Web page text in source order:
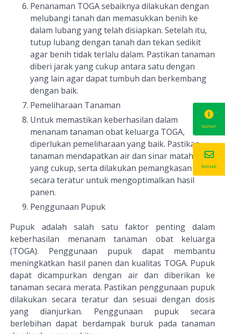
Penanaman TOGA sebaiknya dilakukan dengan
melubangi tanah dan memasukkan benih ke
dalam lubang yang telah disiapkan. Setelah itu,
tutup lubang dengan tanah dan tekan sedikit
agar benih tidak terlalu dalam. Pastikan tanaman
diberi jarak yang cukup antara satu dengan
yang lain agar dapat tumbuh dan berkembang
dengan baik.
Pemeliharaan Tanaman
Untuk memastikan keberhasilan dalam
menanam tanaman obat keluarga TOGA,
diperlukan pemeliharaan yang baik. Pastikan
tanaman mendapatkan air dan sinar matahari
yang cukup, serta dilakukan pemangkasan
secara teratur untuk mengoptimalkan hasil
panen.
Penggunaan Pupuk
Pupuk adalah salah satu faktor penting dalam
keberhasilan menanam tanaman obat keluarga
(TOGA). Penggunaan pupuk dapat membantu
meningkatkan hasil panen dan kualitas TOGA. Pupuk
dapat dicampurkan dengan air dan diberikan ke
tanaman secara merata. Pastikan penggunaan pupuk
dilakukan secara teratur dan sesuai dengan dosis
yang dianjurkan. Penggunaan pupuk secara
berlebihan dapat berdampak buruk pada tanaman
tautan
kontak